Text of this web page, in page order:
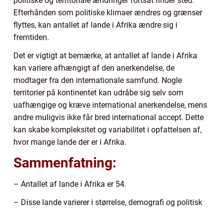
Efterhånden som politiske klimaer ændres og grænser
flyttes, kan antallet af lande i Afrika ændre sig i
fremtiden.
Det er vigtigt at bemærke, at antallet af lande i Afrika
kan variere afhængigt af den anerkendelse, de
modtager fra den internationale samfund. Nogle
territorier på kontinentet kan udråbe sig selv som
uafhængige og kræve international anerkendelse, mens
andre muligvis ikke får bred international accept. Dette
kan skabe kompleksitet og variabilitet i opfattelsen af,
hvor mange lande der er i Afrika.
Sammenfatning:
– Antallet af lande i Afrika er 54.
– Disse lande varierer i størrelse, demografi og politisk